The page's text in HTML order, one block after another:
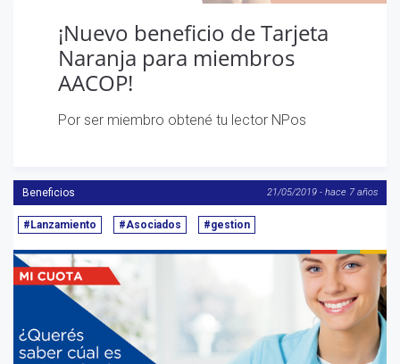
¡Nuevo beneficio de Tarjeta
Naranja para miembros
AACOP!
Por ser miembro obtené tu lector NPos
Beneficios 21/05/2019 - hace 7 años
#Lanzamiento #Asociados #gestion